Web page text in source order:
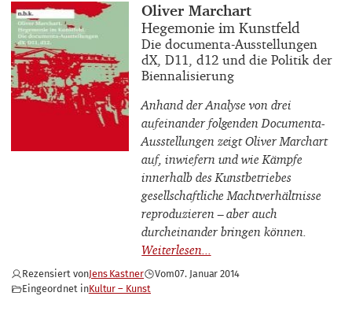
Buchautor_innen
Oliver Marchart
Buchtitel
Hegemonie im Kunstfeld
Buchuntertitel
Die documenta-Ausstellungen
dX, D11, d12 und die Politik der
Biennalisierung
Anhand der Analyse von drei
aufeinander folgenden Documenta-
Ausstellungen zeigt Oliver Marchart
auf, inwiefern und wie Kämpfe
innerhalb des Kunstbetriebes
gesellschaftliche Machtverhältnisse
reproduzieren – aber auch
durcheinander bringen können.
Rezensiert vonJens Kastner Vom07. Januar 2014
Eingeordnet inKultur – Kunst